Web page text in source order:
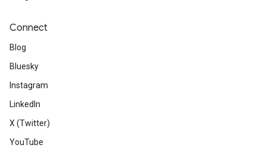
Connect
Blog
Bluesky
Instagram
LinkedIn
X (Twitter)
YouTube